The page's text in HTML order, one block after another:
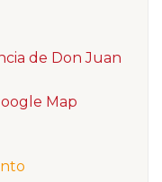
de Don Juan
Map